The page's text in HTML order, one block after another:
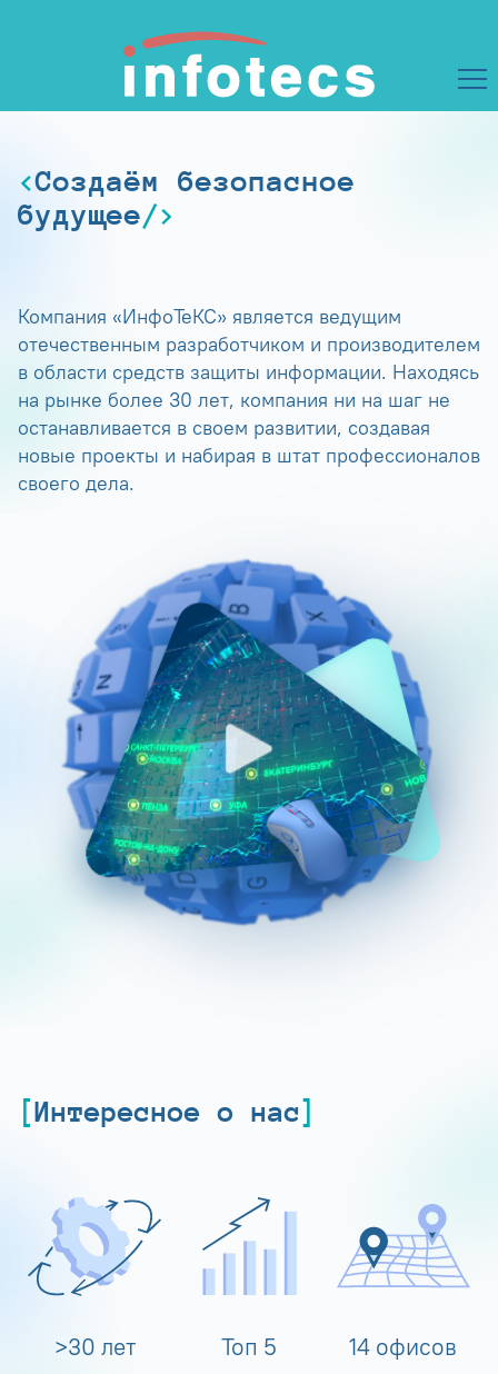
Создаём безопасное
будущее
Компания «ИнфоТеКС» является ведущим
отечественным разработчиком и производителем
в области средств защиты информации. Находясь
на рынке более 30 лет, компания ни на шаг не
останавливается в своем развитии, создавая
новые проекты и набирая в штат профессионалов
своего дела.
Интересное о нас
>30 лет Топ 5 14 офисов